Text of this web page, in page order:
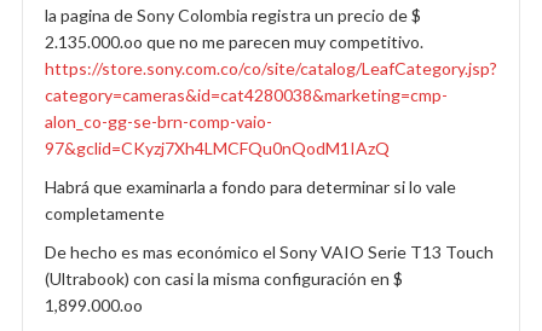
la pagina de Sony Colombia registra un precio de $
2.135.000.oo que no me parecen muy competitivo.
https://store.sony.com.co/co/site/catalog/LeafCategory.jsp?
category=cameras&id=cat4280038&marketing=cmp-
alon_co-gg-se-brn-comp-vaio-
97&gclid=CKyzj7Xh4LMCFQu0nQodM1IAzQ
Habrá que examinarla a fondo para determinar si lo vale
completamente
De hecho es mas económico el Sony VAIO Serie T13 Touch
(Ultrabook) con casi la misma configuración en $
1,899.000.oo